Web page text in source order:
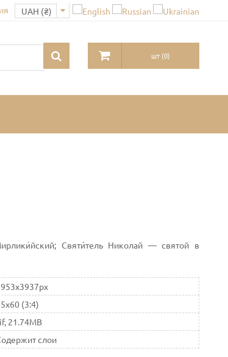
шт(0)
Святи́тель Николай — святой в
(3:4)
21.74MB
слои